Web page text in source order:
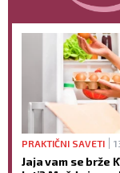
PRAKTIČNI SAVETI
Jaja vam se brže